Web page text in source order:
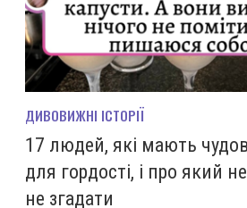
ДИВОВИЖНІ ІСТОРІЇ
17 людей, які мають
для гордості, і про який
не згадати